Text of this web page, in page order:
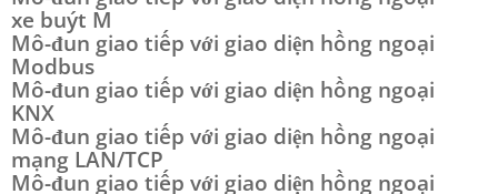
xe buýt M
Mô-đun giao tiếp với giao diện hồng ngoại
Modbus
Mô-đun giao tiếp với giao diện hồng ngoại
KNX
Mô-đun giao tiếp với giao diện hồng ngoại
mạng LAN/TCP
Mô-đun giao tiếp với giao diện hồng ngoại